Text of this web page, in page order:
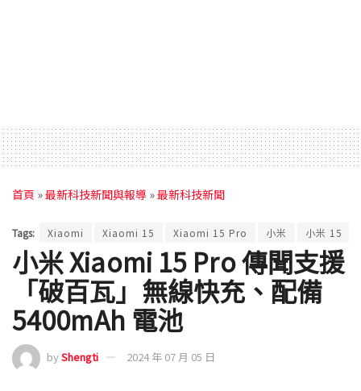
首頁 »最新科技新聞與報導 »最新科技新聞
Tags: Xiaomi Xiaomi 15 Xiaomi 15 Pro 小米 小米 15
小米 Xiaomi 15 Pro 傳聞支援
「破百瓦」無線快充、配備
5400mAh 電池
byShengti 2024 年 07 月 05 日